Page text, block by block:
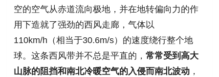
空的空气从赤道流向极地，并在地转偏向力的作
用下造就了强劲的西风走廊，气体以
110km/h（相当于30.6m/s）的速度绕行整个地
球。这条西风带并不总是平直的，常常受到高大
山脉的阻挡和南北冷暖空气的入侵而南北波动 ，